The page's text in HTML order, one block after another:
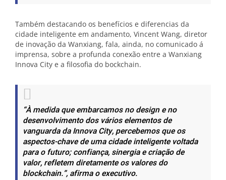
Também destacando os benefícios e diferencias da
cidade inteligente em andamento, Vincent Wang, diretor
de inovação da Wanxiang, fala, ainda, no comunicado á
imprensa, sobre a profunda conexão entre a Wanxiang
Innova City e a filosofia do bockchain.
“À medida que embarcamos no design e no
desenvolvimento dos vários elementos de
vanguarda da Innova City, percebemos que os
aspectos-chave de uma cidade inteligente voltada
para o futuro; confiança, sinergia e criação de
valor, refletem diretamente os valores do
blockchain.”, afirma o executivo.